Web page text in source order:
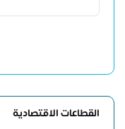
القطاعات الاقتصادية